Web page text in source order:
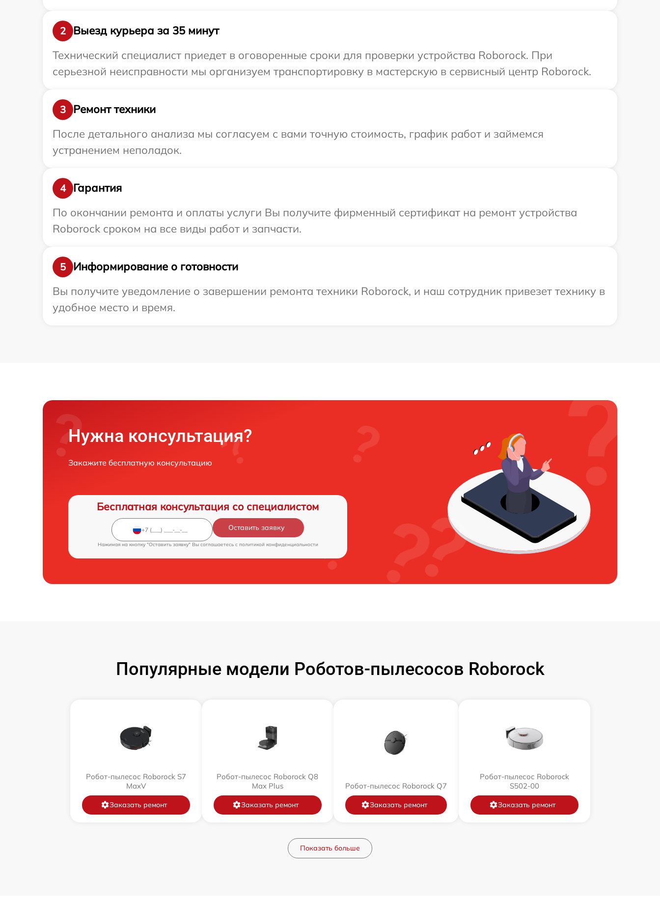
2
Выезд курьера за 35 минут
Технический специалист приедет в оговоренные сроки для проверки устройства Roborock. При
серьезной неисправности мы организуем транспортировку в мастерскую в сервисный центр Roborock.
3
Ремонт техники
После детального анализа мы согласуем с вами точную стоимость, график работ и займемся
устранением неполадок.
4
Гарантия
По окончании ремонта и оплаты услуги Вы получите фирменный сертификат на ремонт устройства
Roborock сроком на все виды работ и запчасти.
5
Информирование о готовности
Вы получите уведомление о завершении ремонта техники Roborock, и наш сотрудник привезет технику в
удобное место и время.
Нужна консультация?
Закажите бесплатную консультацию
Бесплатная консультация со специалистом
Оставить заявку
Нажимая на кнопку "Оставить заявку" Вы соглашаетесь c политикой конфиденциальности
Популярные модели Роботов-пылесосов Roborock
Робот-пылесос Roborock S7
MaxV
Заказать ремонт
Робот-пылесос Roborock Q8
Max Plus
Заказать ремонт
Робот-пылесос Roborock Q7
Заказать ремонт
Робот-пылесос Roborock
S502-00
Заказать ремонт
Показать больше